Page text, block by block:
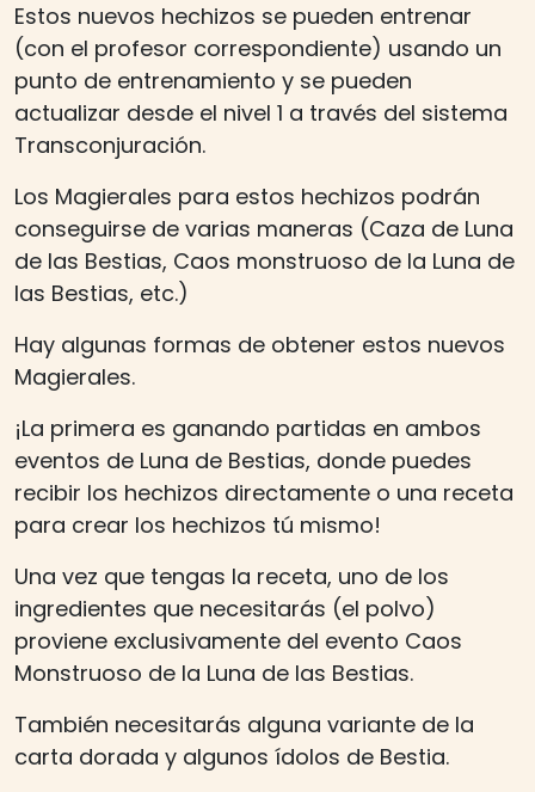
Estos nuevos hechizos se pueden entrenar
(con el profesor correspondiente) usando un
punto de entrenamiento y se pueden
actualizar desde el nivel 1 a través del sistema
Transconjuración.
Los Magierales para estos hechizos podrán
conseguirse de varias maneras (Caza de Luna
de las Bestias, Caos monstruoso de la Luna de
las Bestias, etc.)
Hay algunas formas de obtener estos nuevos
Magierales.
¡La primera es ganando partidas en ambos
eventos de Luna de Bestias, donde puedes
recibir los hechizos directamente o una receta
para crear los hechizos tú mismo!
Una vez que tengas la receta, uno de los
ingredientes que necesitarás (el polvo)
proviene exclusivamente del evento Caos
Monstruoso de la Luna de las Bestias.
También necesitarás alguna variante de la
carta dorada y algunos ídolos de Bestia.